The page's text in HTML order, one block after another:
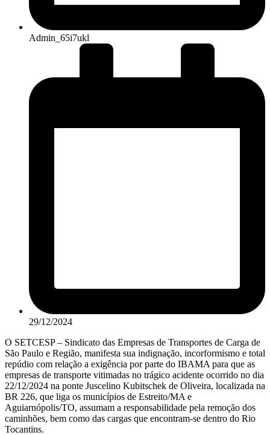
Admin_65i7ukl
29/12/2024
O SETCESP – Sindicato das Empresas de Transportes de Carga de
São Paulo e Região, manifesta sua indignação, incorformismo e total
repúdio com relação a exigência por parte do IBAMA para que as
empresas de transporte vitimadas no trágico acidente ocorrido no dia
22/12/2024 na ponte Juscelino Kubitschek de Oliveira, localizada na
BR 226, que liga os municípios de Estreito/MA e
Aguiarnópolis/TO, assumam a responsabilidade pela remoção dos
caminhões, bem como das cargas que encontram-se dentro do Rio
Tocantins.